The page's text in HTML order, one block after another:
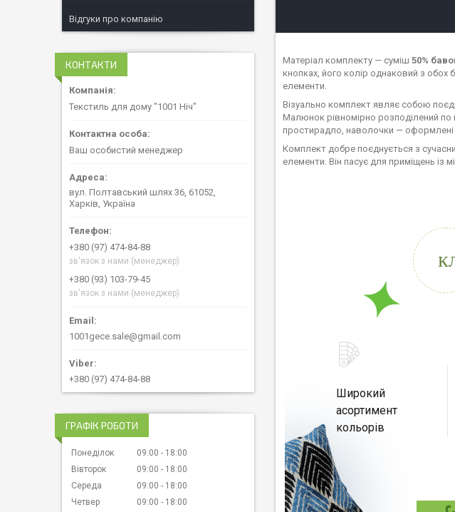
Матеріал комплекту — суміш 50%
кнопках, його колір однаковий з
елементи.
Візуально комплект являє собою
Малюнок рівномірно розподілений по
простирадло, наволочки — оформлені
Комплект добре поєднується з
елементи. Він пасує для приміщень із
Широкий
асортимент
кольорів
Відгуки про компанію
КОНТАКТИ
Текстиль для дому "1001 Ніч"
Ваш особистий менеджер
вул. Полтавський шлях 36, 61052,
Харків, Україна
+380 (97) 474-84-88
зв'язок з нами (менеджер)
+380 (93) 103-79-45
зв'язок з нами (менеджер)
1001gece.sale@gmail.com
+380 (97) 474-84-88
ГРАФІК РОБОТИ
Понеділок 09:00
18:00
Вівторок
09:00
18:00
Середа
09:00
18:00
Четвер
09:00
18:00